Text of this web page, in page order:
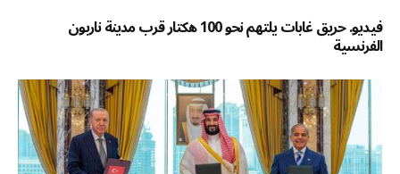
فيديو. حريق غابات يلتهم نحو 100 هكتار قرب مدينة ناربون
الفرنسية